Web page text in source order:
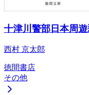
十津川警部日本周
西村 京太郎
徳間書店
その他